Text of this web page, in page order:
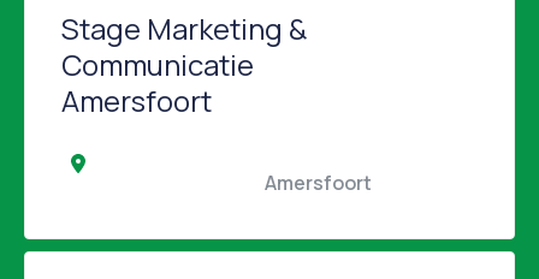
Stage Marketing &
Communicatie
Amersfoort